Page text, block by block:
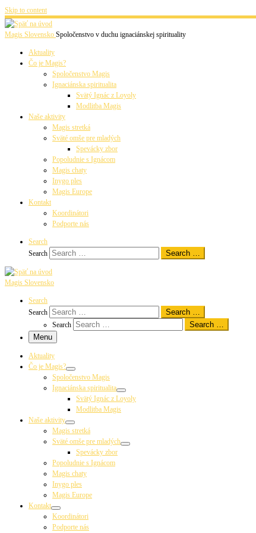
Skip to content
Magis Slovensko Spoločenstvo v duchu ignaciánskej spirituality
Aktuality
Čo je Magis?
Spoločenstvo Magis
Ignaciánska spiritualita
Svätý Ignác z Loyoly
Modlitba Magis
Naše aktivity
Magis stretká
Sväté omše pre mladých
Spevácky zbor
Popoludnie s Ignácom
Magis chaty
Inygo ples
Magis Europe
Kontakt
Koordinátori
Podporte nás
Search
Search
Search …
Magis Slovensko
Search
Search
Search …
Search
Search …
Menu
Aktuality
Čo je Magis?
Spoločenstvo Magis
Ignaciánska spiritualita
Svätý Ignác z Loyoly
Modlitba Magis
Naše aktivity
Magis stretká
Sväté omše pre mladých
Spevácky zbor
Popoludnie s Ignácom
Magis chaty
Inygo ples
Magis Europe
Kontakt
Koordinátori
Podporte nás